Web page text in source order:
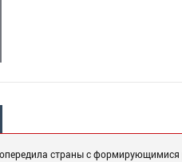
страны с